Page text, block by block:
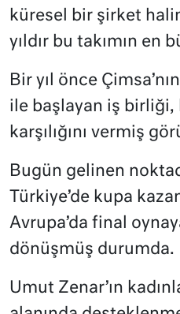
küresel bir şirket
yıldır bu takımın en
Bir yıl önce
ile başlayan iş birliği,
karşılığını vermiş
Bugün gelinen
Türkiye’de kupa
Avrupa’da final
dönüşmüş durumda.
Umut Zenar’ın